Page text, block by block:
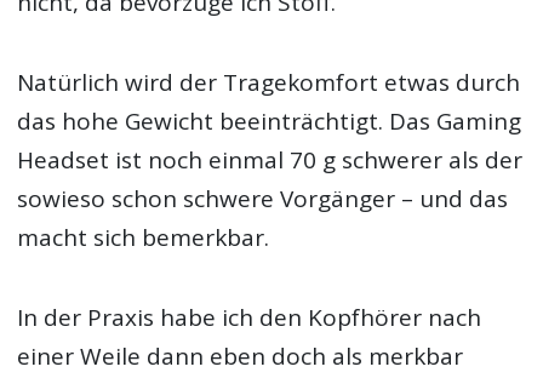
Natürlich wird der Tragekomfort etwas durch
das hohe Gewicht beeinträchtigt. Das Gaming
Headset ist noch einmal 70 g schwerer als der
sowieso schon schwere Vorgänger – und das
macht sich bemerkbar.
In der Praxis habe ich den Kopfhörer nach
einer Weile dann eben doch als merkbar